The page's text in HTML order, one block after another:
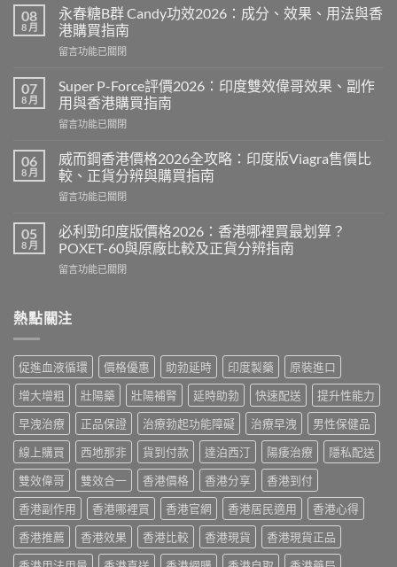
08
8 月
永春糖B群 Candy功效2026：成分、效果、用法與香
港購買指南
在
春
糖
B
群
功
效
2026：
成
效
果、
法
港
指
南〉
中
留言功能已關閉
07
8 月
Super P-Force評價2026：印度雙效偉哥效果、副作
用與香港購買指南
在
P-
Force
評
價
印
度
效
效
作
用
與
香
港
購
買
指
南〉
中
留言功能已關閉
06
8 月
威而鋼香港價格2026全攻略：印度版Viagra售價比
較、正貨分辨與購買指南
在
而
鋼
香
港
2026
略：
印
度
版
Viagra
售
價
比
較、
正
貨
分
辨
與
留言功能已關閉
05
8 月
必利勁印度版價格2026：香港哪裡買最划算？
POXET-60與原廠比較及正貨分辨指南
在
勁
印
版
價
格
2026：
香
港
哪
裡
買
最
划
算？
POXET-
60
留言功能已關閉
熱點關注
促進血液循環 價格優惠 助勃延時 印度製藥
原裝進口
增大增粗
壯陽藥 壯陽補腎 延時助勃 快速配送
提升性能力
早洩治療
正品保證 治療勃起功能障礙 治療早洩
男性保健品
線上購買
西地那非 貨到付款 達泊西汀 陽痿治療
隱私配送
雙效偉哥
雙效合一 香港價格 香港分享
香港到付
香港副作用
香港哪裡買 香港官網 香港居民適用
香港心得
香港推薦
香港效果 香港比較 香港現貨
香港現貨正品